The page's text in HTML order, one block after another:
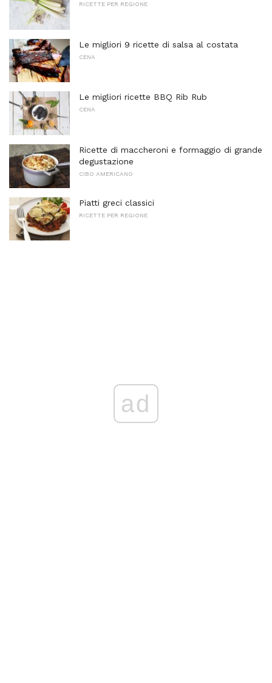
RICETTE PER REGIONE
Le migliori 9 ricette di salsa al costata
CENA
Le migliori ricette BBQ Rib Rub
CENA
Ricette di maccheroni e formaggio di grande
degustazione
CIBO AMERICANO
Piatti greci classici
RICETTE PER REGIONE
ad